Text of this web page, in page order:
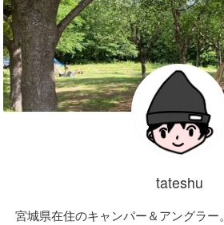
tateshu
宮城県在住のキャンパー＆アングラー。